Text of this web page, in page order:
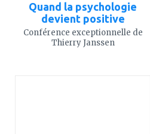
Quand la psychologie
devient positive
Conférence exceptionnelle de
Thierry Janssen